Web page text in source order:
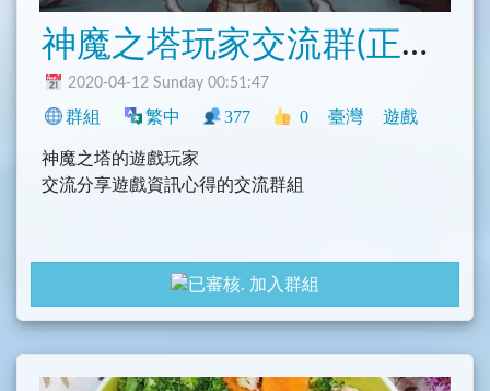
神魔之塔玩家交流群(正體中文)(非官方)
2020-04-12 Sunday 00:51:47
群組 繁中 377 0 臺灣 遊戲
神魔之塔的遊戲玩家
交流分享遊戲資訊心得的交流群組
加入群組